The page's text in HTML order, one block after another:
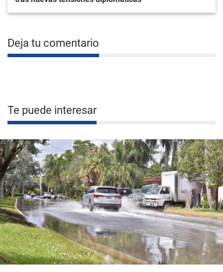
Deja tu comentario
Te puede interesar